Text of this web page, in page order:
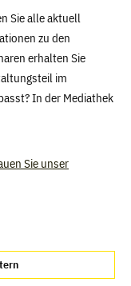
Sie alle aktuell
zu den
erhalten Sie
im
In der Mediathek
Sie unser